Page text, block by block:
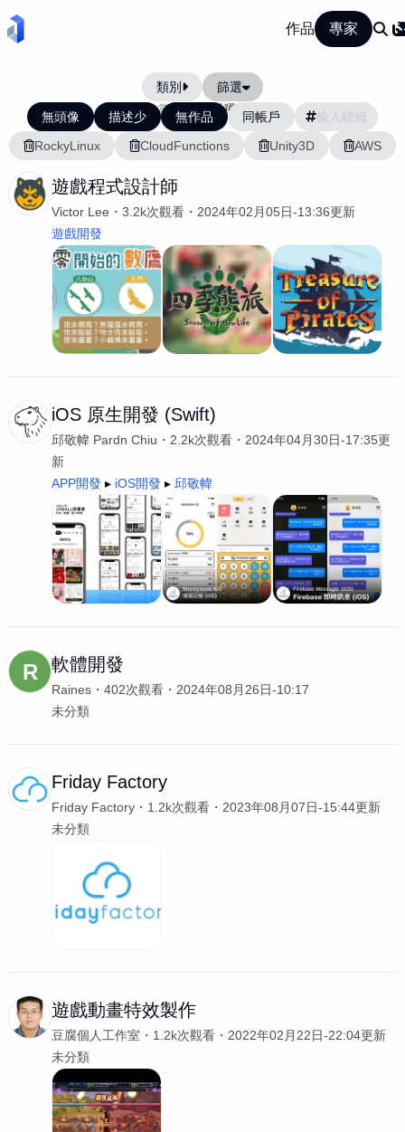
作品 專家
類別 篩選
當前排序: 活躍度
無頭像 描述少 無作品
同帳戶
RockyLinux
CloudFunctions Unity3D AWS
遊戲程式設計師
Victor Lee 3.2k次觀看
2024年02月05日-13:36更新
遊戲開發
iOS 原生開發 (Swift)
邱敬幃 Pardn Chiu 2.2k次觀看
2024年04月30日-17:35更
新
APP開發
iOS開發 邱敬幃
R 軟體開發
Raines 402次觀看
2024年08月26日-10:17
未分類
Friday Factory
Friday Factory 1.2k次觀看
2023年08月07日-15:44更新
未分類
遊戲動畫特效製作
豆腐個人工作室 1.2k次觀看
2022年02月22日-22:04更新
未分類